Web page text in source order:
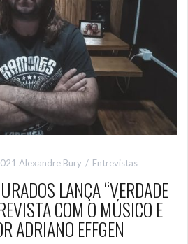
Alexandre Bury Entrevistas
LANÇA “VERDADE
COM O MÚSICO E
ADRIANO EFFGEN